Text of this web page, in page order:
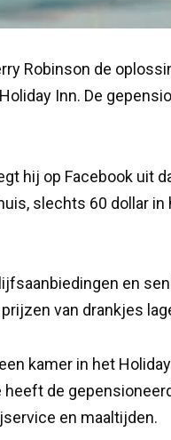
Robinson de
Inn. De
hij op Facebook uit
slechts 60 dollar
en
van drankjes
kamer in het
de
en maaltijden.